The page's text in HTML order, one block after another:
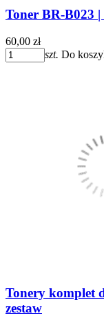
Toner BR-B023
60,00 zł
szt. Do
Tonery komplet
zestaw